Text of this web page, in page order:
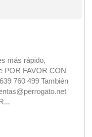
más rápido,
POR FAVOR CON
760 499 También